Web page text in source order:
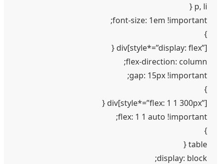
p, li {
font-size: 1em !important;
}
div[style*=”display: flex”] {
flex-direction: column;
gap: 15px !important;
}
div[style*=”flex: 1 1 300px”] {
flex: 1 1 auto !important;
}
table {
display: block;